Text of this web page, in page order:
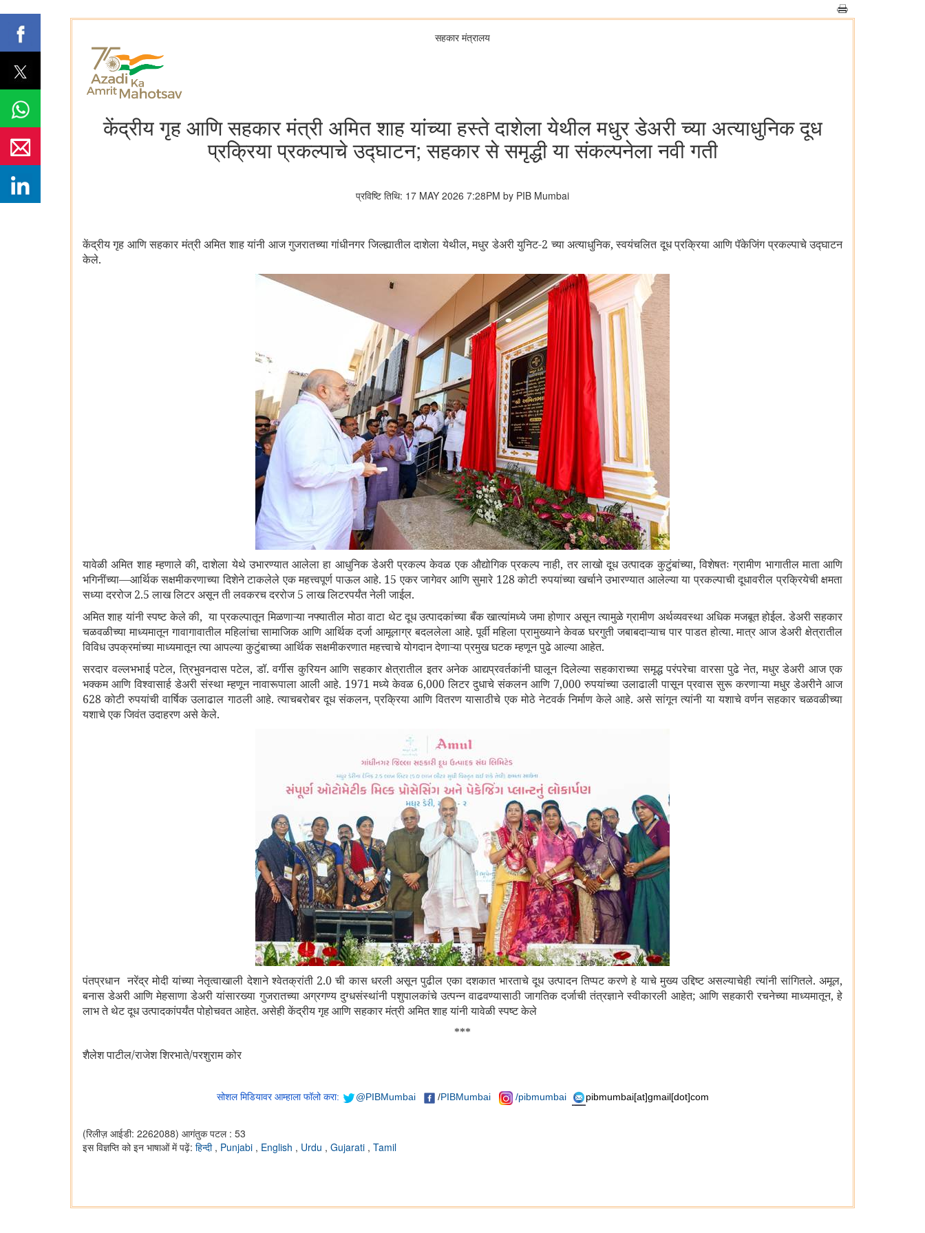
सहकार मंत्रालय
केंद्रीय गृह आणि सहकार मंत्री अमित शाह यांच्या हस्ते दाशेला येथील मधुर डेअरी च्या अत्याधुनिक दूध
प्रक्रिया प्रकल्पाचे उद्घाटन; सहकार से समृद्धी या संकल्पनेला नवी गती
प्रविष्टि तिथि: 17 MAY 2026 7:28PM by PIB Mumbai
केंद्रीय गृह आणि सहकार मंत्री अमित शाह यांनी आज गुजरातच्या गांधीनगर जिल्ह्यातील दाशेला येथील,मधुर डेअरी युनिट-2 च्या अत्याधुनिक,स्वयंचलित दूध प्रक्रिया आणि पॅकेजिंग प्रकल्पाचे उद्घाटन
केले.
यावेळी अमित शाह म्हणाले की,दाशेला येथे उभारण्यात आलेला हा आधुनिक डेअरी प्रकल्प केवळ एक औद्योगिक प्रकल्प नाही,तर लाखो दूध उत्पादक कुटुंबांच्या,विशेषतः ग्रामीण भागातील माता आणि
भगिनींच्या—आर्थिक सक्षमीकरणाच्या दिशेने टाकलेले एक महत्त्वपूर्ण पाऊल आहे. 15 एकर जागेवर आणि सुमारे 128कोटी रुपयांच्या खर्चाने उभारण्यात आलेल्या या प्रकल्पाची दूधावरील प्रक्रियेची क्षमता
सध्या दररोज2.5लाख लिटर असून ती लवकरच दररोज5लाख लिटरपर्यंत नेली जाईल.
अमित शाह यांनी स्पष्ट केले की,या प्रकल्पातून मिळणाऱ्या नफ्यातील मोठा वाटा थेट दूध उत्पादकांच्या बँक खात्यांमध्ये जमा होणार असून त्यामुळे ग्रामीण अर्थव्यवस्था अधिक मजबूत होईल. डेअरी सहकार
चळवळीच्या माध्यमातून गावागावातील महिलांचा सामाजिक आणि आर्थिक दर्जा आमूलाग्र बदललेला आहे. पूर्वी महिला प्रामुख्याने केवळ घरगुती जबाबदाऱ्याच पार पाडत होत्या. मात्र आज डेअरी क्षेत्रातील
विविध उपक्रमांच्या माध्यमातून त्या आपल्या कुटुंबाच्या आर्थिक सक्षमीकरणात महत्त्वाचे योगदान देणाऱ्या प्रमुख घटक म्हणून पुढे आल्या आहेत.
सरदार वल्लभभाई पटेल,त्रिभुवनदास पटेल,डॉ. वर्गीस कुरियन आणि सहकार क्षेत्रातील इतर अनेक आद्यप्रवर्तकांनी घालून दिलेल्या सहकाराच्या समृद्ध परंपरेचा वारसा पुढे नेत,मधुर डेअरी आज एक
भक्कम आणि विश्वासार्ह डेअरी संस्था म्हणून नावारूपाला आली आहे. 1971 मध्ये केवळ 6,000लिटर दुधाचे संकलन आणि 7,000रुपयांच्या उलाढाली पासून प्रवास सुरू करणाऱ्या मधुर डेअरीने आज
628कोटी रुपयांची वार्षिक उलाढाल गाठली आहे. त्याचबरोबर दूध संकलन,प्रक्रिया आणि वितरण यासाठीचे एक मोठे नेटवर्क निर्माण केले आहे. असे सांगून त्यांनी या यशाचे वर्णन सहकार चळवळीच्या
यशाचे एक जिवंत उदाहरण असे केले.
पंतप्रधान नरेंद्र मोदी यांच्या नेतृत्वाखाली देशाने श्वेतक्रांती 2.0ची कास धरली असून पुढील एका दशकात भारताचे दूध उत्पादन तिप्पट करणे हे याचे मुख्य उद्दिष्ट असल्याचेही त्यांनी सांगितले. अमूल,
बनास डेअरी आणि मेहसाणा डेअरी यांसारख्या गुजरातच्या अग्रगण्य दुग्धसंस्थांनी पशुपालकांचे उत्पन्न वाढवण्यासाठी जागतिक दर्जाची तंत्रज्ञाने स्वीकारली आहेत; आणि सहकारी रचनेच्या माध्यमातून,हे
लाभ ते थेट दूध उत्पादकांपर्यंत पोहोचवत आहेत. असेही केंद्रीय गृह आणि सहकार मंत्री अमित शाह यांनी यावेळी स्पष्ट केले
***
शैलेश पाटील/राजेश शिरभाते/परशुराम कोर
सोशल मिडियावर आम्हाला फॉलो करा: @PIBMumbai /PIBMumbai /pibmumbai pibmumbai[at]gmail[dot]com
(रिलीज़ आईडी: 2262088) आगंतुक पटल : 53
इस विज्ञप्ति को इन भाषाओं में पढ़ें: हिन्दी , Punjabi , English , Urdu , Gujarati , Tamil